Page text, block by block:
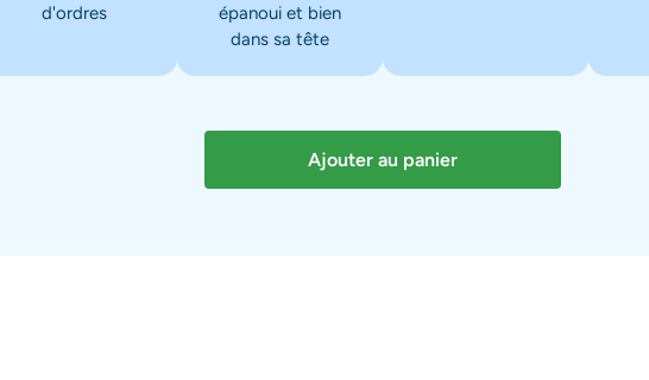
d'ordres
épanoui et bien
dans sa tête
Ajouter au panier